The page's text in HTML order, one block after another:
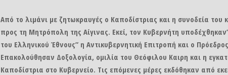
Από το λιμάνι με ζητωκραυγές ο Καποδίστριας και η συνοδεία του
προς τη Μητρόπολη της Αίγινας. Εκεί, τον Κυβερνήτη
του Ελληνικού Έθνους” η Αντικυβερνητική Επιτροπή και ο
Επακολούθησαν Δοξολογία, ομιλία του Θεόφιλου Καιρη και η
Καποδίστρια στο Κυβερνείο. Τις επόμενες μέρες εκδόθηκαν από